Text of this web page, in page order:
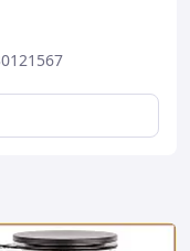
зберегти